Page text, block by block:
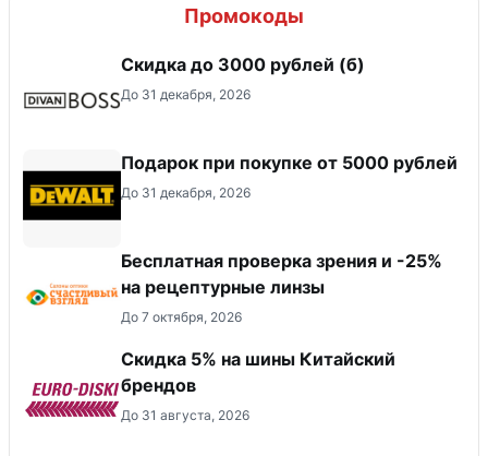
Промокоды
Скидка до 3000 рублей (б)
До 31 декабря, 2026
Подарок при покупке от 5000 рублей
До 31 декабря, 2026
Бесплатная проверка зрения и -25%
на рецептурные линзы
До 7 октября, 2026
​Скидка 5% на шины Китайский
брендов
До 31 августа, 2026